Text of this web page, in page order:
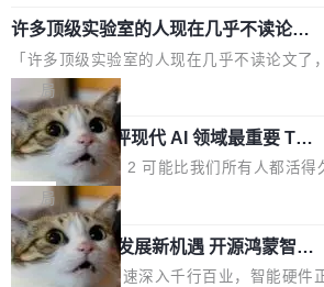
意思。比如我在一个后台管理系统里，需要
个表单字段，每个字段还有联动逻辑；比如我
想...
实时LCD监控屏，可充分满足当下高阶PC主
的严苛使用需求。 澎湃功率，紧凑机身 钛金
600PG5 AI TOP具备强悍输出功率，同时实
机身尺寸大幅精简。整机长度仅16厘米，属
功率段机身尺寸十分紧凑的1600W电源产品
巧机身有效提升市面主流标准A...
复合增长率达5.44%,预计2032年将突破120
元。数字广告与公共关系相关服务市场更是
25年的8463亿美元扩张至2026年的8763亿美
元。数字的背后是一个清晰的事实——品牌对
业化营销服务的需求从未如此迫切。 但市场
的同时,服务商的竞争逻辑正在改变。2026年
Agency年度合辑的观察指出,“产品”这个离消
者最近的载体,在整个品牌营销层面的权重显
高了。全域营销服务商的竞争正在从规模转
度,案例厚度、全域覆盖、多线协同...
许多顶级实验室的人现在几乎不读论文
了
「许多顶级实验室的人现在几乎不读论文了
且他们认为 ICLR/ICML/NeurIPS 充斥着大量
度宣传和欺诈。」 OpenAI 研究员 Keller
n 这条推文引发了广泛讨论。他不是在说风凉
话，他是说出了一个圈内人尽皆知但很少公
破的事实。 Jordan 随后补充了一句软化声明
「我不认为这些会议上大部分论文都在过度
或造假。问题是，作为读者，如果你筛选出
看起来最令人兴奋的论文，那它们大部分都
局
xAI 前工程师评现代 AI 领域最重要 Top
3 开源项目
Flash Attention 2 可能比我们所有人都活得
这句话不是来自某个技术博客，而是出自
Pham 的一条推文。Hieu Pham 是谁？他是
的早期工程师之一，在 Grok 训练基础设施团
工作过。近日他在 X 上发了一条帖子，列出
局
共商智能硬件发展新机遇 开源鸿蒙智能
硬件开发者日杭州站即将举行
随着万物智联加速深入千行百业，智能硬件